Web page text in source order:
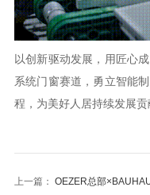
以创新驱动发展，用匠心
系统门窗赛道，勇立智能
程，为美好人居持续发展贡
上一篇： OEZER总部